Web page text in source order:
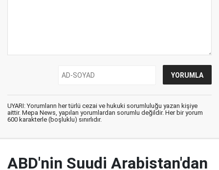
UYARI: Yorumların her türlü cezai ve hukuki sorumluluğu yazan kişiye
aittir. Mepa News, yapılan yorumlardan sorumlu değildir. Her bir yorum
600 karakterle (boşluklu) sınırlıdır.
ABD'nin Suudi Arabistan'dan